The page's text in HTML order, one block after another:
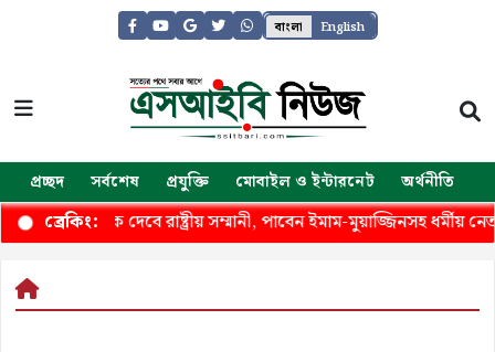
বাংলা English
প্রচ্ছদ সর্বশেষ প্রযুক্তি মোবাইল ও ইন্টারনেট অর্থনীতি
ব্রেকিং:
দেবে রাষ্ট্রীয় সম্মানী, পাবেন ইমাম-মুয়াজ্জিনসহ ধর্মীয় নেতারা